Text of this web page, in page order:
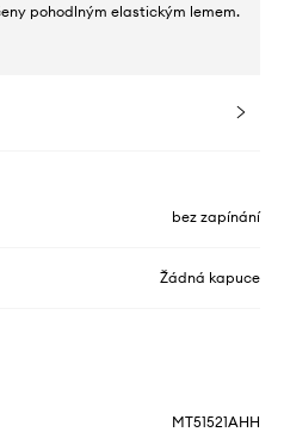
pohodlným elastickým lemem.
bez zapínání
Žádná kapuce
MT51521AHH